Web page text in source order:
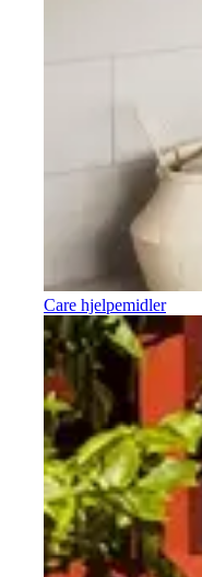
Care hjelpemidler